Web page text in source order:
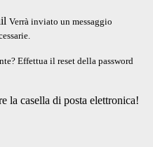
Verrà inviato un messaggio
Effettua il reset della password
la casella di posta elettronica!